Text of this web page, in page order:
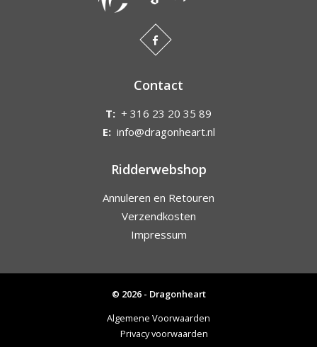
Contact
T: + 316 23 20 35 89
E: info@dragonheart.nl
Ridderwebshop
Annuleren en Retouren
Verzendkosten
Impressum
© 2026 - Dragonheart
Algemene Voorwaarden
Privacy voorwaarden